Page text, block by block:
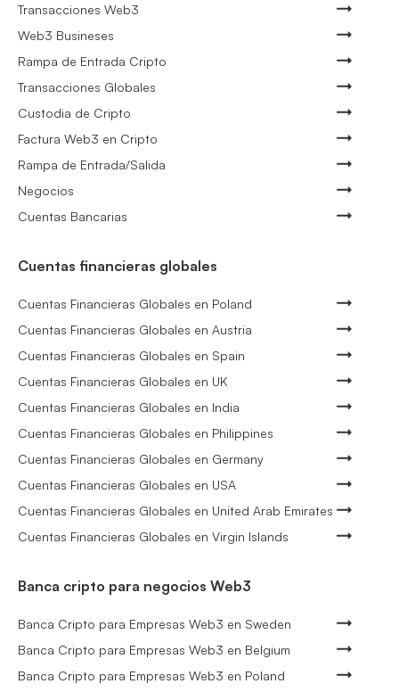
Transacciones Web3
Web3 Busineses
Rampa de Entrada Cripto
Transacciones Globales
Custodia de Cripto
Factura Web3 en Cripto
Rampa de Entrada/Salida
Negocios
Cuentas Bancarias
Cuentas financieras globales
Cuentas Financieras Globales en Poland
Cuentas Financieras Globales en Austria
Cuentas Financieras Globales en Spain
Cuentas Financieras Globales en UK
Cuentas Financieras Globales en India
Cuentas Financieras Globales en Philippines
Cuentas Financieras Globales en Germany
Cuentas Financieras Globales en USA
Cuentas Financieras Globales en United Arab Emirates
Cuentas Financieras Globales en Virgin Islands
Banca cripto para negocios Web3
Banca Cripto para Empresas Web3 en Sweden
Banca Cripto para Empresas Web3 en Belgium
Banca Cripto para Empresas Web3 en Poland